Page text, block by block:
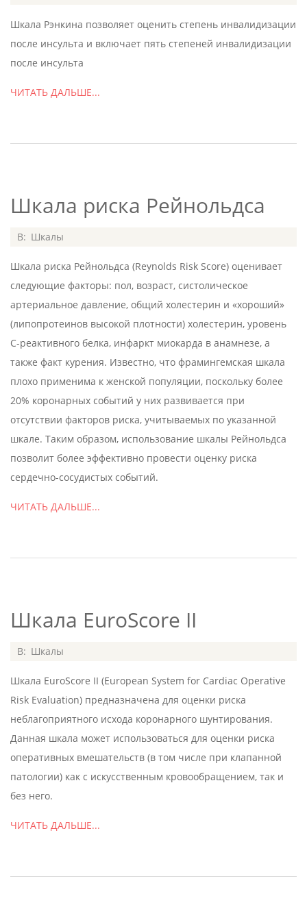
05
Шкала Рэнкина позволяет оценить степень инвалидизации
после инсульта и включает пять степеней инвалидизации
после инсульта
ЧИТАТЬ ДАЛЬШЕ...
Шкала риска Рейнольдса
2020-
05
В: Шкалы
Шкала риска Рейнольдса (Reynolds Risk Score) оценивает
следующие факторы: пол, возраст, систолическое
артериальное давление, общий холестерин и «хороший»
(липопротеинов высокой плотности) холестерин, уровень
С-реактивного белка, инфаркт миокарда в анамнезе, а
также факт курения. Известно, что фрамингемская шкала
плохо применима к женской популяции, поскольку более
20% коронарных событий у них развивается при
отсутствии факторов риска, учитываемых по указанной
шкале. Таким образом, использование шкалы Рейнольдса
позволит более эффективно провести оценку риска
сердечно-сосудистых событий.
ЧИТАТЬ ДАЛЬШЕ...
Шкала EuroScore II
2020-
05
В: Шкалы
Шкала EuroScore II (European System for Cardiac Operative
Risk Evaluation) предназначена для оценки риска
неблагоприятного исхода коронарного шунтирования.
Данная шкала может использоваться для оценки риска
оперативных вмешательств (в том числе при клапанной
патологии) как с искусственным кровообращением, так и
без него.
ЧИТАТЬ ДАЛЬШЕ...